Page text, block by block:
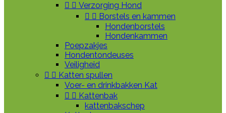
  Verzorging Hond
  Borstels en kammen
Hondenborstels
Hondenkammen
Poepzakjes
Hondentondeuses
Veiligheid
  Katten spullen
Voer- en drinkbakken Kat
  Kattenbak
kattenbakschep